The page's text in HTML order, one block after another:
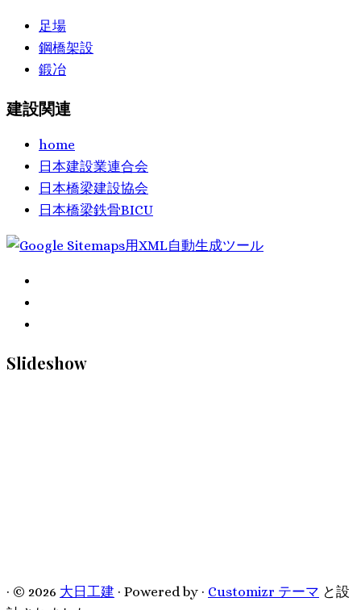
足場
鋼橋架設
鍛冶
建設関連
home
日本建設業連合会
日本橋梁建設協会
日本橋梁鉄骨BICU
twitter
instagram
Slideshow
· © 2026 大日工建 · Powered by · Customizr テーマ と設